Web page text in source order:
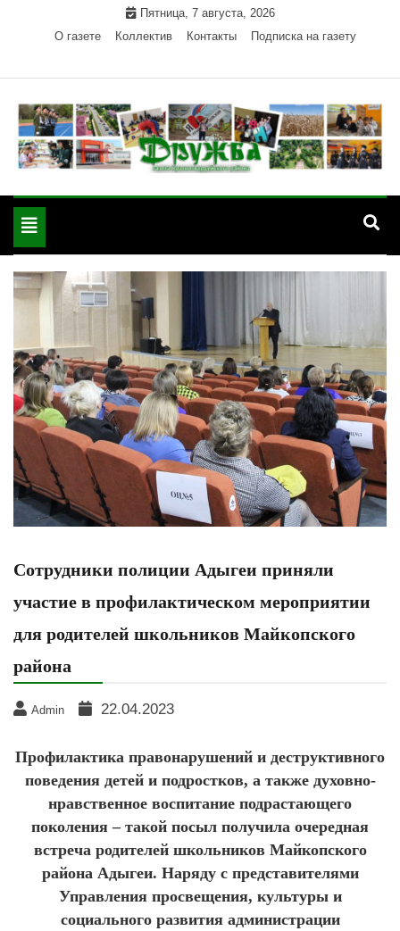
Пятница, 7 августа, 2026
О газете
Коллектив Контакты Подписка на газету
"Дружба" — газета
района РА
Красногвардейского района Республики Адыгея
Toggle
navigation
Сотрудники полиции Адыгеи приняли
участие в профилактическом мероприятии
для родителей школьников Майкопского
района
Admin 22.04.2023
Профилактика правонарушений и деструктивного
поведения детей и подростков, а также духовно-
нравственное воспитание подрастающего
поколения – такой посыл получила очередная
встреча родителей школьников Майкопского
района Адыгеи. Наряду с представителями
Управления просвещения, культуры и
социального развития администрации